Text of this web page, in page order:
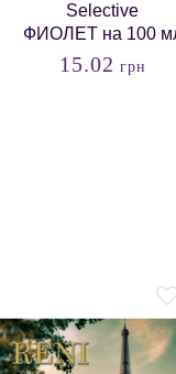
Selective
ФИОЛЕТ на 100
15.02 грн